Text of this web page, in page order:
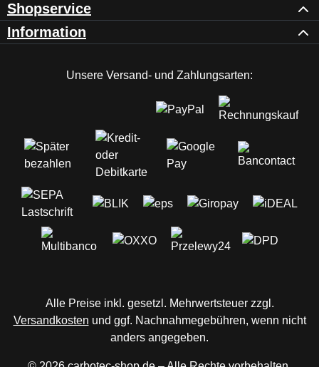
Shopservice
Information
Unsere Versand- und Zahlungsarten:
Alle Preise inkl. gesetzl. Mehrwertsteuer zzgl.
Versandkosten und ggf. Nachnahmegebühren, wenn nicht
anders angegeben.